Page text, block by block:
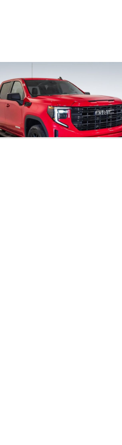
Sierra 1500 2024
km
$
/ NIV 402668